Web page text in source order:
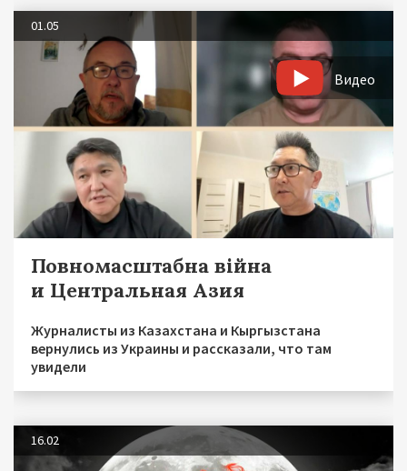
01.05
Видео
Повномасштабна війна
и Центральная Азия
Журналисты из Казахстана и Кыргызстана
вернулись из Украины и рассказали, что там
увидели
16.02